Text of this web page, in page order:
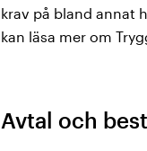
krav på bland annat
kan läsa mer om
Avtal och